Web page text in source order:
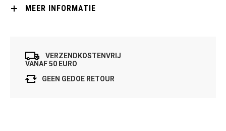
MEER INFORMATIE
VERZENDKOSTENVRIJ
VANAF 50 EURO
GEEN GEDOE RETOUR